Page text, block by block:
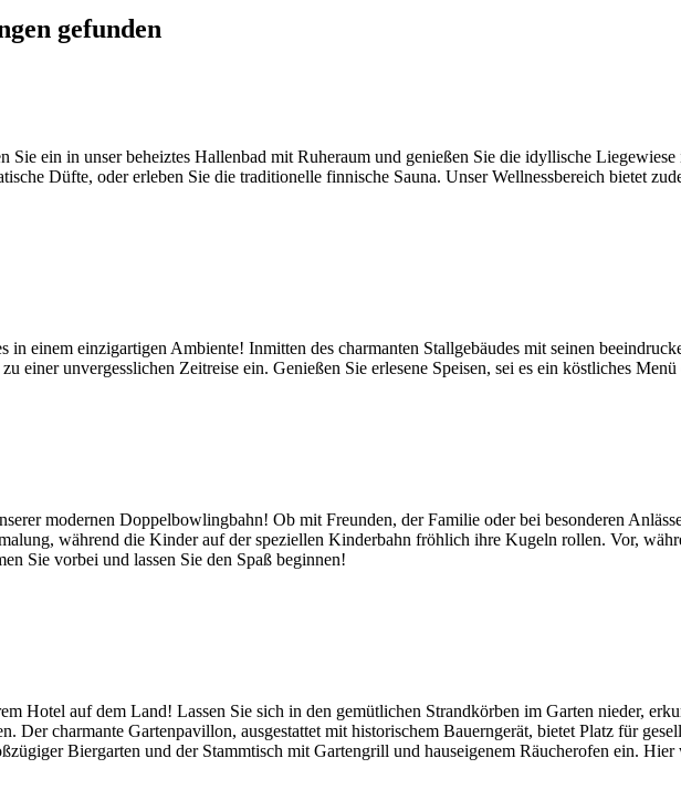
gefunden
Sie ein in unser beheiztes Hallenbad mit Ruheraum und genießen Sie die idyllische
Düfte, oder erleben Sie die traditionelle finnische Sauna. Unser Wellnessbereich bietet
in einem einzigartigen Ambiente! Inmitten des charmanten Stallgebäudes mit seinen
einer unvergesslichen Zeitreise ein. Genießen Sie erlesene Speisen, sei es ein köstliches
modernen Doppelbowlingbahn! Ob mit Freunden, der Familie oder bei besonderen
während die Kinder auf der speziellen Kinderbahn fröhlich ihre Kugeln rollen. Vor,
Sie vorbei und lassen Sie den Spaß beginnen!
Hotel auf dem Land! Lassen Sie sich in den gemütlichen Strandkörben im Garten nieder,
Der charmante Gartenpavillon, ausgestattet mit historischem Bauerngerät, bietet Platz für
Biergarten und der Stammtisch mit Gartengrill und hauseigenem Räucherofen ein.